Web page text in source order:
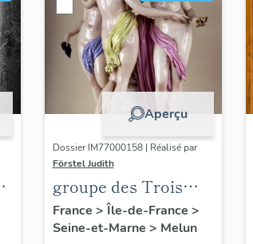
Aperçu
Dossier IM77000158 | Réalisé par
Förstel Judith
groupe des Trois
Grâces
France > Île-de-France >
Seine-et-Marne > Melun